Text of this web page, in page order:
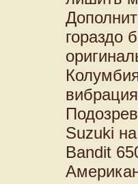
гораздо
Suzuki
Bandit